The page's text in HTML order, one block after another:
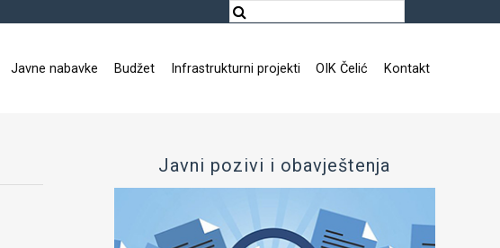
Javne nabavke Budžet Infrastrukturni projekti OIK Čelić Kontakt
Javni pozivi i obavještenja